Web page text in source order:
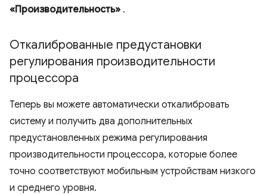
«Производительность» .
Откалиброванные предустановки
регулирования производительности
процессора
Теперь вы можете автоматически откалибровать
систему и получить два дополнительных
предустановленных режима регулирования
производительности процессора, которые более
точно соответствуют мобильным устройствам низкого
и среднего уровня.